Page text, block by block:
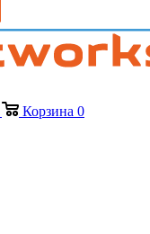
Корзина 0